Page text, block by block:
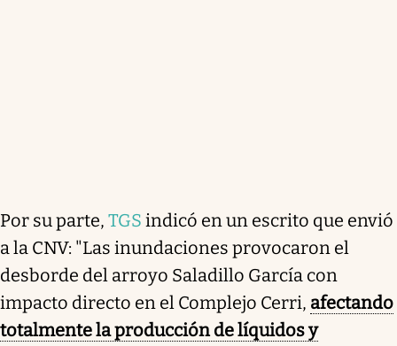
Por su parte, TGS indicó en un escrito que envió
a la CNV: "Las inundaciones provocaron el
desborde del arroyo Saladillo García con
impacto directo en el Complejo Cerri, afectando
totalmente la producción de líquidos y